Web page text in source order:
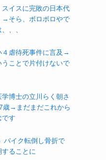
スイスに完敗の日本代
→そら、ボロボロやで
、、
虐待死事件に言及→
うことで片付けないで
博士の立川らく朝さ
→まだまだこれから
です
バイク転倒し骨折で
ることに